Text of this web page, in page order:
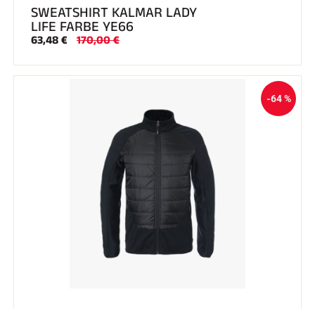
SWEATSHIRT KALMAR LADY
LIFE FARBE YE66
63,48 € 170,00 €
-64 %